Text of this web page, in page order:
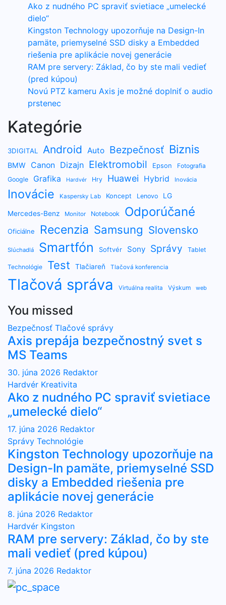
Ako z nudného PC spraviť svietiace „umelecké
dielo“
Kingston Technology upozorňuje na Design-In
pamäte, priemyselné SSD disky a Embedded
riešenia pre aplikácie novej generácie
RAM pre servery: Základ, čo by ste mali vedieť
(pred kúpou)
Novú PTZ kameru Axis je možné doplniť o audio
prstenec
Kategórie
3DIGITAL Android Auto Bezpečnosť Biznis
BMW Canon Dizajn Elektromobil Epson
Fotografia
Google
Grafika Hardvér Hry Huawei Hybrid Inovácia
Inovácie Kaspersky Lab Koncept Lenovo LG
Mercedes-Benz Monitor Notebook Odporúčané
Oficiálne Recenzia Samsung Slovensko
Slúchadlá Smartfón Softvér Sony Správy Tablet
Technológie Test Tlačiareň Tlačová konferencia
Tlačová správa Virtuálna realita Výskum web
You missed
Bezpečnosť Tlačové správy
Axis prepája bezpečnostný svet s
MS Teams
30. júna 2026 Redaktor
Hardvér Kreativita
Ako z nudného PC spraviť svietiace
„umelecké dielo“
17. júna 2026 Redaktor
Správy Technológie
Kingston Technology upozorňuje na
Design-In pamäte, priemyselné SSD
disky a Embedded riešenia pre
aplikácie novej generácie
8. júna 2026 Redaktor
Hardvér Kingston
RAM pre servery: Základ, čo by ste
mali vedieť (pred kúpou)
7. júna 2026 Redaktor